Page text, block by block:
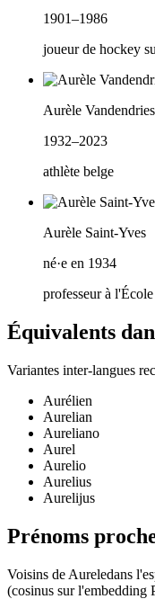
1901–1986
joueur de hockey
Aurèle
1932–2023
athlète belge
Aurèle Saint-Yves
né·e en 1934
professeur à
Équivalents
Variantes inter-langues
Aurélien
Aurelian
Aureliano
Aurel
Aurelio
Aurelius
Aurelijus
Prénoms
Voisins de Aureledans
(cosinus sur l'embedding